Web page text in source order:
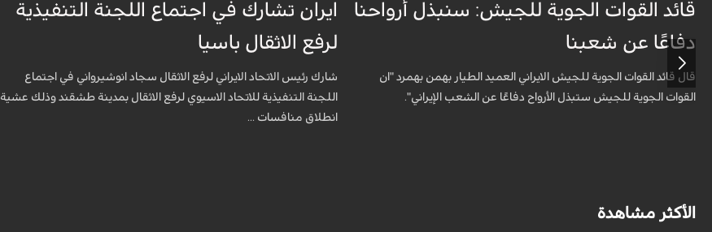
قائد القوات الجوية للجيش: سنبذل أرواحنا
دفاعًا عن شعبنا
قال قائد القوات الجوية للجيش الايراني العميد الطيار بهمن بهمرد "ان
القوات الجوية للجيش ستبذل الأرواح دفاعًا عن الشعب الإيراني".
ايران تشارك في اجتماع اللجنة التنفيذية
لرفع الاثقال باسيا
شارك رئيس الاتحاد الايراني لرفع الاثقال سجاد انوشيرواني في اجتماع
اللجنة التنفيذية للاتحاد الاسيوي لرفع الاثقال بمدينة طشقند وذلك عشية
انطلاق منافسات ...
الأكثر مشاهدة